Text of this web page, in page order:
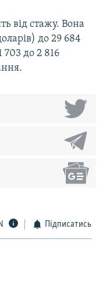
від стажу. Вона
до 29 684
703 до 2 816
Підписатись